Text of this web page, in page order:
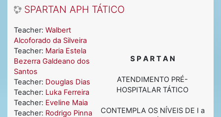
SPARTAN APH TÁTICO
S P A R T A N
ATENDIMENTO PRÉ-
HOSPITALAR TÁTICO
CONTEMPLA OS NÍVEIS DE I a
Teacher: Walbert
Alcoforado da Silveira
Teacher: Maria Estela
Bezerra Galdeano dos
Santos
Teacher: Douglas Dias
Teacher: Luka Ferreira
Teacher: Eveline Maia
Teacher: Rodrigo Pinna